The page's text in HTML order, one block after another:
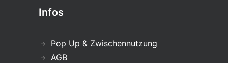
Infos
Pop Up & Zwischennutzung
AGB